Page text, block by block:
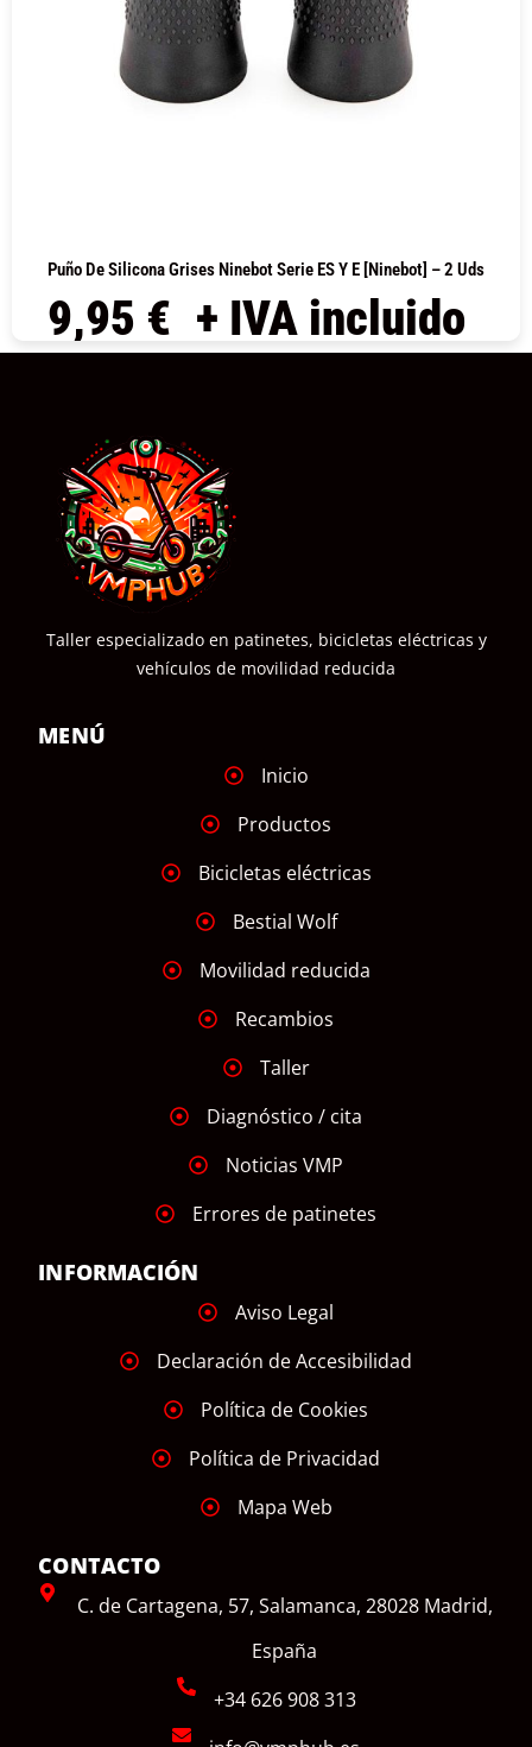
Puño De Silicona Grises Ninebot Serie ES Y E [Ninebot] – 2 Uds
9,95 € + IVA incluido
Taller especializado en patinetes, bicicletas eléctricas y
vehículos de movilidad reducida
MENÚ
Inicio
Productos
Bicicletas eléctricas
Bestial Wolf
Movilidad reducida
Recambios
Taller
Diagnóstico / cita
Noticias VMP
Errores de patinetes
INFORMACIÓN
Aviso Legal
Declaración de Accesibilidad
Política de Cookies
Política de Privacidad
Mapa Web
CONTACTO
C. de Cartagena, 57, Salamanca, 28028 Madrid,
España
+34 626 908 313